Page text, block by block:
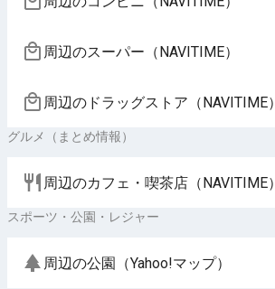
周辺のスーパー（NAVITIME）
周辺のドラッグストア（NAVITIME）
グルメ（まとめ情報）
周辺のカフェ・喫茶店（NAVITIME）
スポーツ・公園・レジャー
周辺の公園（Yahoo!マップ）